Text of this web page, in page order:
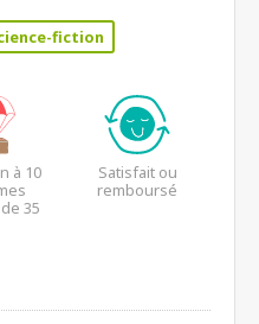
fiction
à 10
35
Satisfait ou
remboursé